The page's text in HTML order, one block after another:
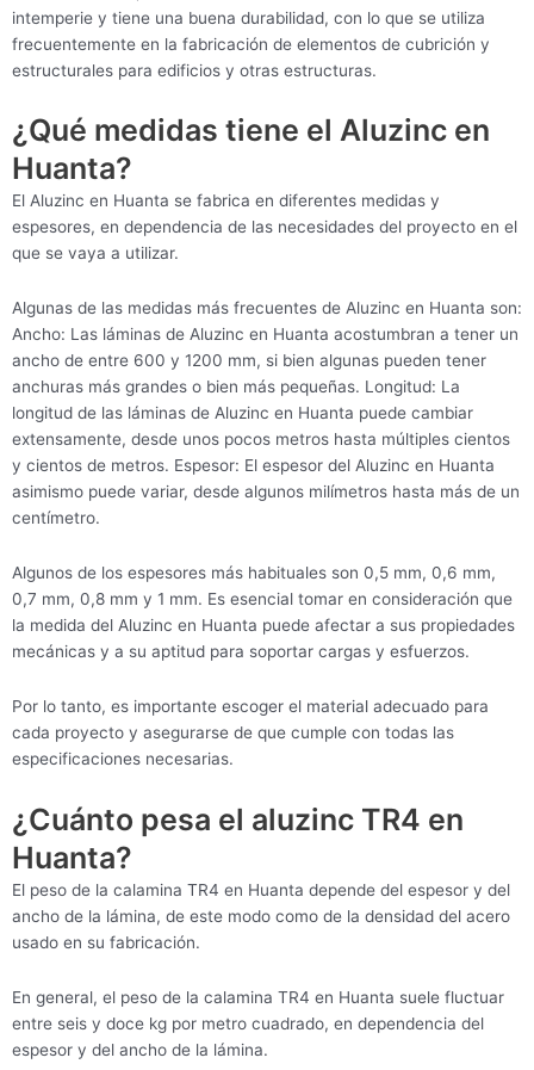
intemperie y tiene una buena durabilidad, con lo que se utiliza
frecuentemente en la fabricación de elementos de cubrición y
estructurales para edificios y otras estructuras.
¿Qué medidas tiene el Aluzinc en
Huanta?
El Aluzinc en Huanta se fabrica en diferentes medidas y
espesores, en dependencia de las necesidades del proyecto en el
que se vaya a utilizar.
Algunas de las medidas más frecuentes de Aluzinc en Huanta son:
Ancho: Las láminas de Aluzinc en Huanta acostumbran a tener un
ancho de entre 600 y 1200 mm, si bien algunas pueden tener
anchuras más grandes o bien más pequeñas. Longitud: La
longitud de las láminas de Aluzinc en Huanta puede cambiar
extensamente, desde unos pocos metros hasta múltiples cientos
y cientos de metros. Espesor: El espesor del Aluzinc en Huanta
asimismo puede variar, desde algunos milímetros hasta más de un
centímetro.
Algunos de los espesores más habituales son 0,5 mm, 0,6 mm,
0,7 mm, 0,8 mm y 1 mm. Es esencial tomar en consideración que
la medida del Aluzinc en Huanta puede afectar a sus propiedades
mecánicas y a su aptitud para soportar cargas y esfuerzos.
Por lo tanto, es importante escoger el material adecuado para
cada proyecto y asegurarse de que cumple con todas las
especificaciones necesarias.
¿Cuánto pesa el aluzinc TR4 en
Huanta?
El peso de la calamina TR4 en Huanta depende del espesor y del
ancho de la lámina, de este modo como de la densidad del acero
usado en su fabricación.
En general, el peso de la calamina TR4 en Huanta suele fluctuar
entre seis y doce kg por metro cuadrado, en dependencia del
espesor y del ancho de la lámina.